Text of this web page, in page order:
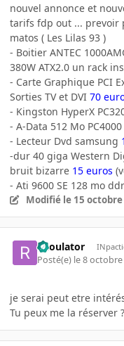
nouvel annonce et
tarifs fdp out ... prevoir
matos ( Les Lilas 93 )
- Boitier ANTEC
380W ATX2.0 un rack
- Carte Graphique PCI
Sorties TV et DVI 70
- Kingston HyperX
- A-Data 512 Mo
- Lecteur Dvd samsung
-dur 40 giga Western
bruit bizarre 15 euros
- Ati 9600 SE 128 mo
Modifié le 15 octobre
Raoulator
Posté(e) le 8 octobre
je serai peut etre
Tu peux me la réserver ?